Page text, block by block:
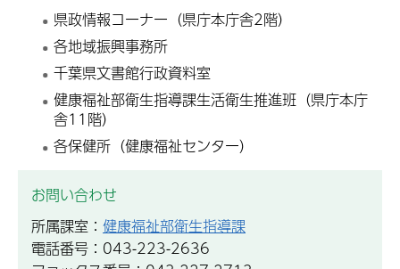
県政情報コーナー（県庁本庁舎2階）
各地域振興事務所
千葉県文書館行政資料室
健康福祉部衛生指導課生活衛生推進班（県庁本庁
舎11階）
各保健所（健康福祉センター）
お問い合わせ
所属課室： 健康福祉部衛生指導課
電話番号：043-223-2636